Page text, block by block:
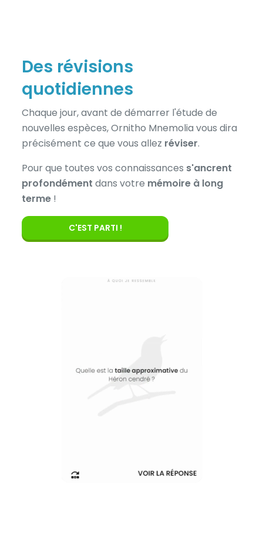
Des révisions
quotidiennes
Chaque jour, avant de démarrer l'étude de
nouvelles espèces, Ornitho Mnemolia vous dira
précisément ce que vous allez réviser.
Pour que toutes vos connaissances s'ancrent
profondément dans votre mémoire à long
terme !
C'EST PARTI !